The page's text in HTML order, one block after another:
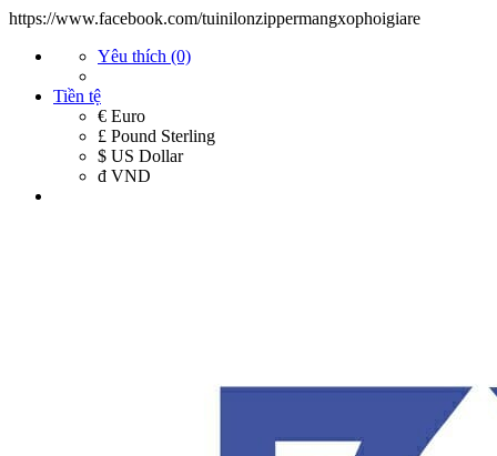
https://www.facebook.com/tuinilonzippermangxophoigiare
Yêu thích (0)
Tiền tệ
€ Euro
£ Pound Sterling
$ US Dollar
đ VND